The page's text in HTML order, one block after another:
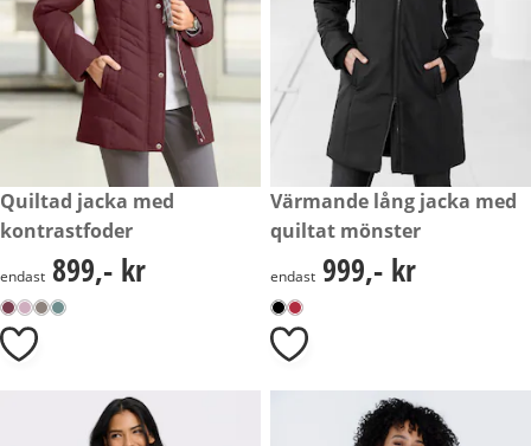
899,- kr
Quiltad jacka med
kontrastfoder
899,- kr
endast 899,- kr
999,- kr
Värmande lång jacka med
quiltat mönster
999,- kr
endast 999,- kr